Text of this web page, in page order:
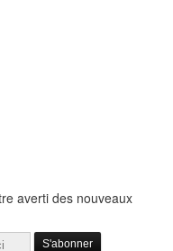
averti des nouveaux